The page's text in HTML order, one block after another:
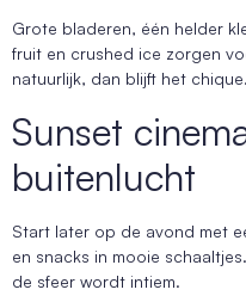
Grote bladeren, één helder
fruit en crushed ice zorgen
natuurlijk, dan blijft het chique.
Sunset
buitenlucht
Start later op de avond met
en snacks in mooie
de sfeer wordt intiem.